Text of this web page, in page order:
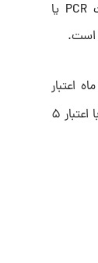
محدودیت‌های کرونایی مانند ارائه تست PCR یا
است.
: گذرنامه باید حداقل ۶ ماه اعتبار
داشته باشد. برای اربعین، گذرنامه زیارتی با اعتبار ۵